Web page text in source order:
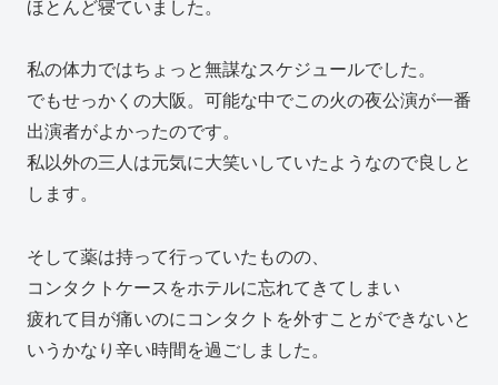
ほとんど寝ていました。
私の体力ではちょっと無謀なスケジュールでした。
でもせっかくの大阪。可能な中でこの火の夜公演が一番
出演者がよかったのです。
私以外の三人は元気に大笑いしていたようなので良しと
します。
そして薬は持って行っていたものの、
コンタクトケースをホテルに忘れてきてしまい
疲れて目が痛いのにコンタクトを外すことができないと
いうかなり辛い時間を過ごしました。